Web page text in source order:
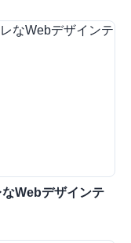
Webデザインテ